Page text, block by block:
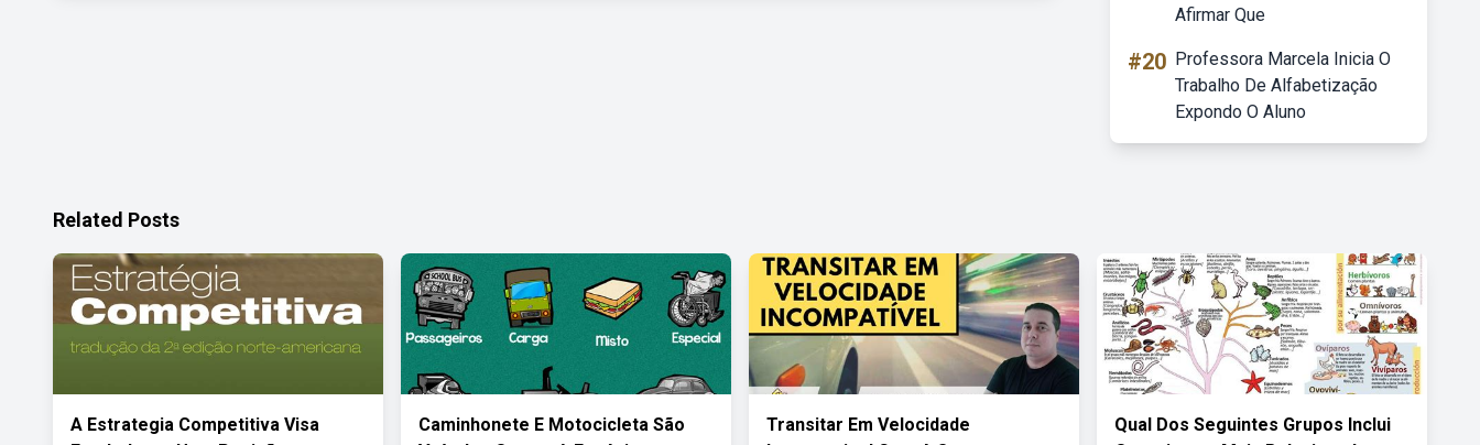
Afirmar Que
#20 Professora Marcela Inicia O
Trabalho De Alfabetização
Expondo O Aluno
Related Posts
A Estrategia Competitiva Visa
Caminhonete E Motocicleta São
Transitar Em Velocidade
Qual Dos Seguintes Grupos Inclui